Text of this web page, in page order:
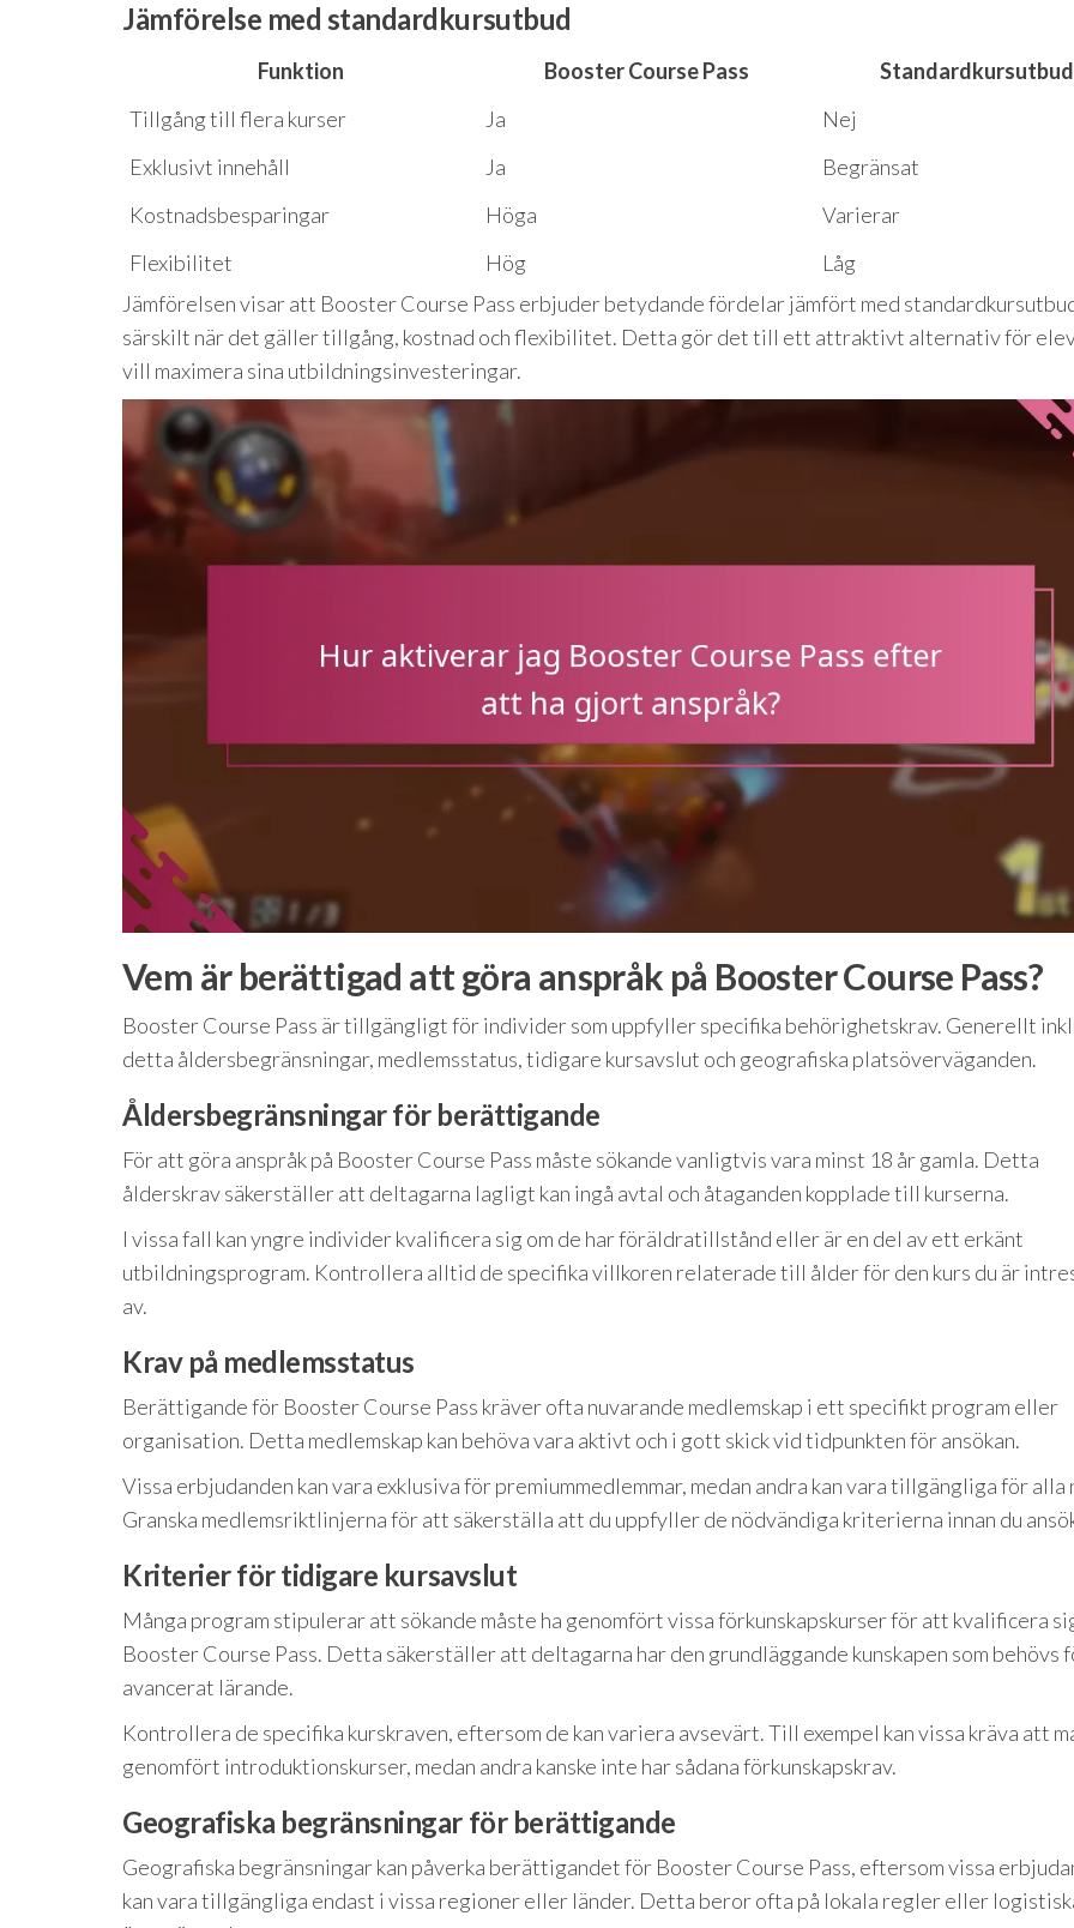
Jämförelse med standardkursutbud
Funktion Booster Course Pass
Standardkursutbud
Tillgång till flera kurser
Ja
Nej
Exklusivt innehåll
Ja
Begränsat
Kostnadsbesparingar
Höga
Varierar
Flexibilitet
Hög
Låg
Jämförelsen visar att Booster Course Pass erbjuder betydande fördelar jämfört med
särskilt när det gäller tillgång, kostnad och flexibilitet. Detta gör det till ett attraktivt alternativ för
vill maximera sina utbildningsinvesteringar.
Vem är berättigad att göra anspråk på Booster Course Pass?
Booster Course Pass är tillgängligt för individer som uppfyller specifika behörighetskrav. Generellt
detta åldersbegränsningar, medlemsstatus, tidigare kursavslut och geografiska platsöverväganden.
Åldersbegränsningar för berättigande
För att göra anspråk på Booster Course Pass måste sökande vanligtvis vara minst 18 år gamla. Detta
ålderskrav säkerställer att deltagarna lagligt kan ingå avtal och åtaganden kopplade till kurserna.
I vissa fall kan yngre individer kvalificera sig om de har föräldratillstånd eller är en del av ett erkänt
utbildningsprogram. Kontrollera alltid de specifika villkoren relaterade till ålder för den kurs du är
av.
Krav på medlemsstatus
Berättigande för Booster Course Pass kräver ofta nuvarande medlemskap i ett specifikt program eller
organisation. Detta medlemskap kan behöva vara aktivt och i gott skick vid tidpunkten för ansökan.
Vissa erbjudanden kan vara exklusiva för premiummedlemmar, medan andra kan vara tillgängliga för alla
Granska medlemsriktlinjerna för att säkerställa att du uppfyller de nödvändiga kriterierna innan du
Kriterier för tidigare kursavslut
Många program stipulerar att sökande måste ha genomfört vissa förkunskapskurser för att kvalificera
Booster Course Pass. Detta säkerställer att deltagarna har den grundläggande kunskapen som behövs
avancerat lärande.
Kontrollera de specifika kurskraven, eftersom de kan variera avsevärt. Till exempel kan vissa kräva att
genomfört introduktionskurser, medan andra kanske inte har sådana förkunskapskrav.
Geografiska begränsningar för berättigande
Geografiska begränsningar kan påverka berättigandet för Booster Course Pass, eftersom vissa
kan vara tillgängliga endast i vissa regioner eller länder. Detta beror ofta på lokala regler eller